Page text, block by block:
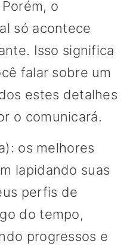
o
só acontece
Isso significa
falar sobre um
estes detalhes
o comunicará.
os melhores
lapidando suas
perfis de
do tempo,
progressos e